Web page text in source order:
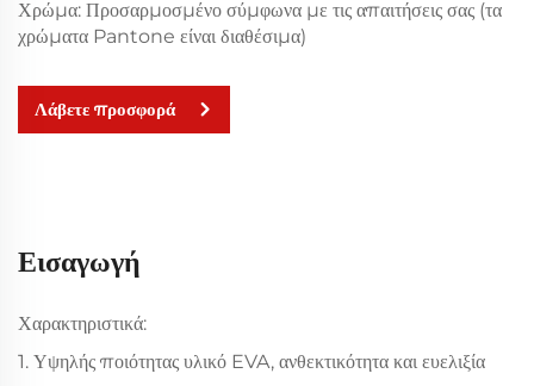
Χρώμα: Προσαρμοσμένο σύμφωνα με τις απαιτήσεις σας (τα
χρώματα Pantone είναι διαθέσιμα)
Λάβετε προσφορά
Εισαγωγή
Χαρακτηριστικά:
1. Υψηλής ποιότητας υλικό EVA, ανθεκτικότητα και ευελιξία